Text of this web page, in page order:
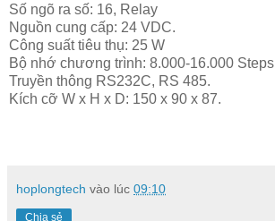
Số ngõ ra số: 16, Relay
Nguồn cung cấp: 24 VDC.
Công suất tiêu thụ: 25 W
Bộ nhớ chương trình: 8.000-16.000 Steps
Truyền thông RS232C, RS 485.
Kích cỡ W x H x D: 150 x 90 x 87.
hoplongtech vào lúc 09:10
Chia sẻ